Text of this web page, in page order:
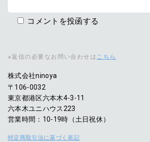
コメントを投函する
※返信の必要なお問い合わせは こちら
株式会社ninoya
〒106-0032
東京都港区六本木4-3-11
六本木ユニハウス223
営業時間：10-19時（土日祝休）
特定商取引法に基づく表記